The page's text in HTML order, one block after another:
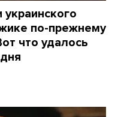
по-прежнему
что удалось